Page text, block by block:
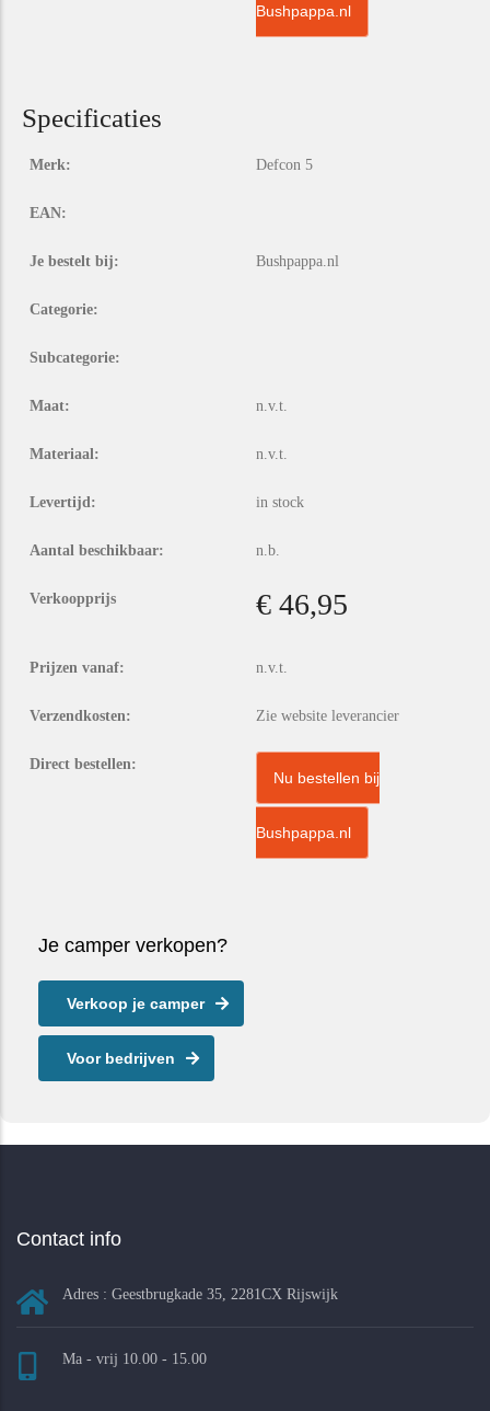
Bushpappa.nl
Specificaties
Merk: Defcon 5
EAN:
Je bestelt bij: Bushpappa.nl
Categorie:
Subcategorie:
Maat: n.v.t.
Materiaal: n.v.t.
Levertijd: in stock
Aantal beschikbaar: n.b.
Verkoopprijs € 46,95
Prijzen vanaf: n.v.t.
Verzendkosten: Zie website leverancier
Direct bestellen:
Nu bestellen bij
Bushpappa.nl
Je camper verkopen?
Verkoop je camper
Voor bedrijven
Contact info
Adres : Geestbrugkade 35, 2281CX Rijswijk
Ma - vrij 10.00 - 15.00